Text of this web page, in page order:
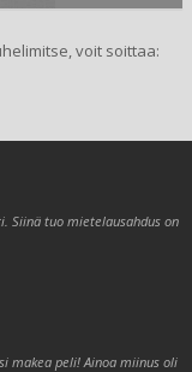
voit soittaa:
Siinä tuo mietelausahdus on
makea peli! Ainoa miinus oli